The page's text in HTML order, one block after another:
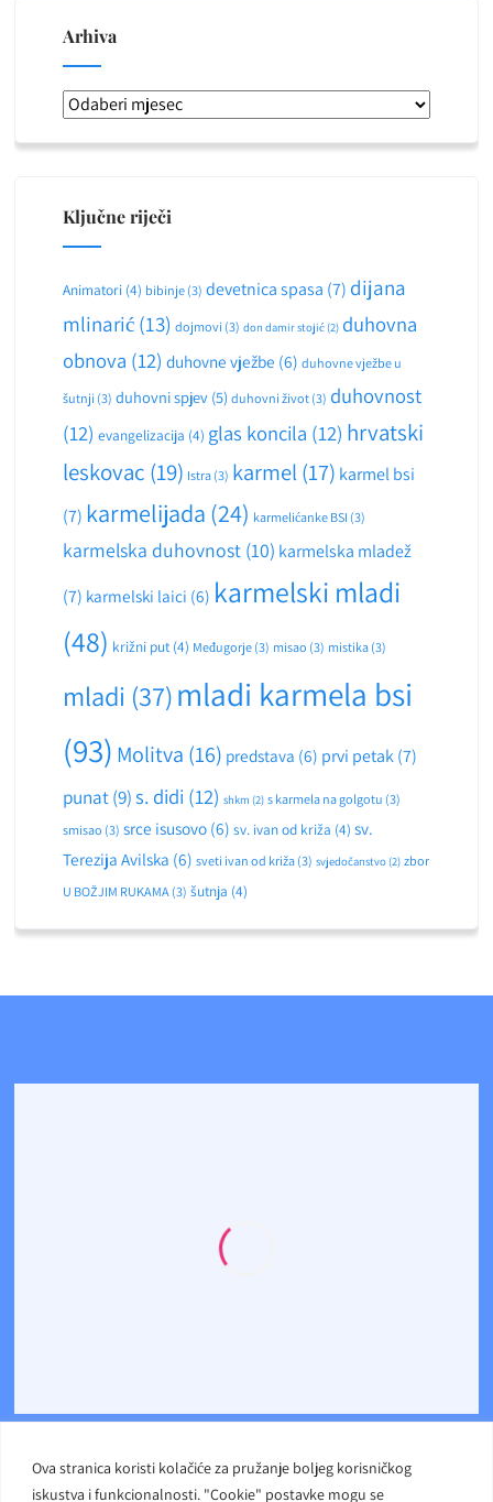
Ova stranica koristi kolačiće za pružanje boljeg korisničkog
iskustva i funkcionalnosti. "Cookie" postavke mogu se
Arhiva
Arhiva
Ključne riječi
Animatori(4) bibinje(3) devetnica spasa (7) dijana
mlinarić(13) dojmovi (3) don damir stojić(2) duhovna
obnova (12) duhovne vježbe (6) duhovne vježbe u
šutnji (3) duhovni spjev(5) duhovni život(3) duhovnost
(12) evangelizacija (4) glas koncila (12) hrvatski
leskovac (19) Istra(3) karmel(17) karmel bsi
(7) karmelijada (24) karmelićanke BSI (3)
karmelska duhovnost(10) karmelska mladež
(7) karmelski laici (6) karmelski mladi
(48) križni put(4) Međugorje(3) misao (3) mistika(3)
mladi (37)mladi karmela bsi
(93) Molitva (16) predstava (6) prvi petak(7)
punat(9)s. didi (12) shkm (2) s karmela na golgotu (3)
smisao (3) srce isusovo(6) sv. ivan od križa (4) sv.
Terezija Avilska (6) sveti ivan od križa(3) svjedočanstvo(2) zbor
U BOŽJIM RUKAMA(3) šutnja (4)